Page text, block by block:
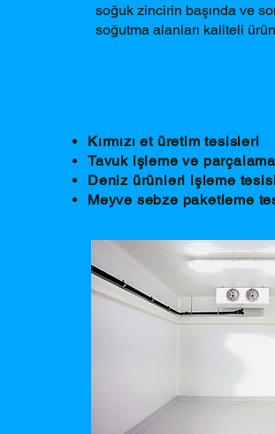
soğuk zincirin başında ve
soğutma alanları kaliteli
Kırmızı et üretim tesisleri
Tavuk işleme ve
Deniz ürünleri işleme
Meyve sebze paketleme